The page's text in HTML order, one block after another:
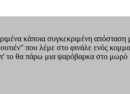
κάποια συγκεκριμένη απόσταση
που λέμε στο φινάλε ενός
το θα πάρω μια ψαρόβαρκα στο μωρό